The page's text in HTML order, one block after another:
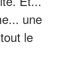
une
le